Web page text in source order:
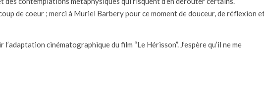
de coeur ; merci à Muriel Barbery pour ce moment de douceur, de réflexion
cinématographique du film “Le Hérisson”. J’espère qu’il ne me